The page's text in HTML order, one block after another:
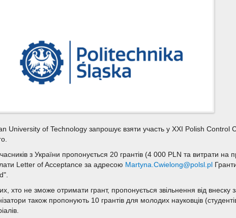
University of Technology запрошує взяти участь у ХXI Polish Control
з України пропонується 20 грантів (4 000 PLN та витрати на
Letter of Acceptance за адресою Martyna.Cwielong@polsl.pl
хто не зможе отримати грант, пропонується звільнення від внеску
також пропонують 10 грантів для молодих науковців